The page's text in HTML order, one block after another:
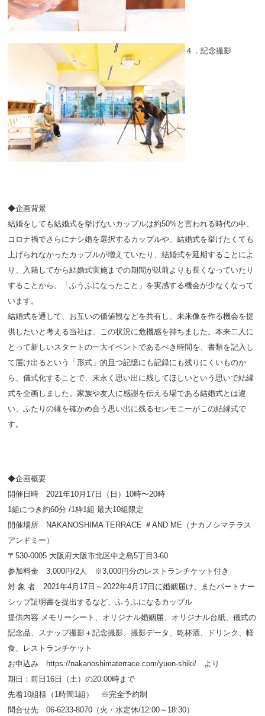
４．記念撮影
◆企画背景
結婚をしても結婚式を挙げないカップルは約50%と言われる時代の中、
コロナ禍でさらにナシ婚を選択するカップルや、結婚式を挙げたくても
上げられなかったカップルが増えていたり、結婚式を延期することによ
り、入籍してから結婚式実施までの期間が以前よりも長くなっていたり
することから、「ふうふになったこと」を実感する機会が少なくなって
います。
結婚式を通して、お互いの価値観などを共有し、未来像を作る機会を提
供したいと考える当社は、この状況に危機感を持ちました。本来二人に
とって新しいスタートの一大イベントであるべき時間を、書類を記入し
て届け出るという「形式」的且つ記憶にも記録にも残りにくいものか
ら、儀式化することで、末永く思い出に残してほしいという思いで結縁
式を企画しました。家族や友人に感謝を伝える場である結婚式とは違
い、ふたりの縁を確かめ合う思い出に残るセレモニーがこの結縁式で
す。
◆企画概要
開催日時 2021年10月17日（日）10時〜20時
1組につき約60分 /1枠1組 最大10組限定
開催場所 NAKANOSHIMA TERRACE ＃AND ME（ナカノシマテラス
アンドミー）
〒530-0005 大阪府大阪市北区中之島5丁目3-60
参加料金 3,000円/2人 ※3,000円分のレストランチケット付き
対 象 者 2021年4月17日～2022年4月17日に婚姻届け、またパートナー
シップ証明書を提出するなど、ふうふになるカップル
提供内容 メモリーシート、オリジナル婚姻届、オリジナル台紙、儀式の
記念品、スナップ撮影＋記念撮影、撮影データ、乾杯酒、ドリンク、軽
食、レストランチケット
お申込み https://nakanoshimaterrace.com/yuen-shiki/ より
期日：前日16日（土）の20:00時まで
先着10組様（1時間1組） ※完全予約制
問合せ先 06-6233-8070（火・水定休/12:00～18:30）